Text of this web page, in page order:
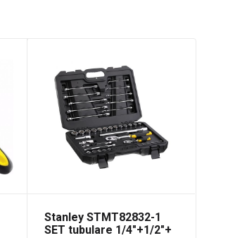
Stanley STMT82832-1
SET tubulare 1/4″+1/2″+